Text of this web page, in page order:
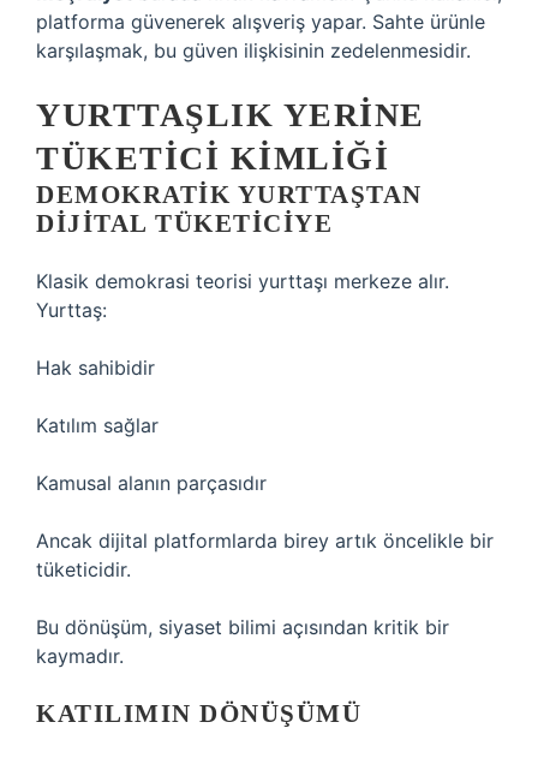
platforma güvenerek alışveriş yapar. Sahte ürünle
karşılaşmak, bu güven ilişkisinin zedelenmesidir.
YURTTAŞLIK YERINE
TÜKETICI KIMLIĞI
DEMOKRATIK YURTTAŞTAN
DIJITAL TÜKETICIYE
Klasik demokrasi teorisi yurttaşı merkeze alır.
Yurttaş:
Hak sahibidir
Katılım sağlar
Kamusal alanın parçasıdır
Ancak dijital platformlarda birey artık öncelikle bir
tüketicidir.
Bu dönüşüm, siyaset bilimi açısından kritik bir
kaymadır.
KATILIMIN DÖNÜŞÜMÜ